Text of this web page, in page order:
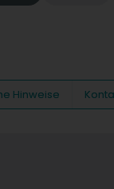
Hinweise